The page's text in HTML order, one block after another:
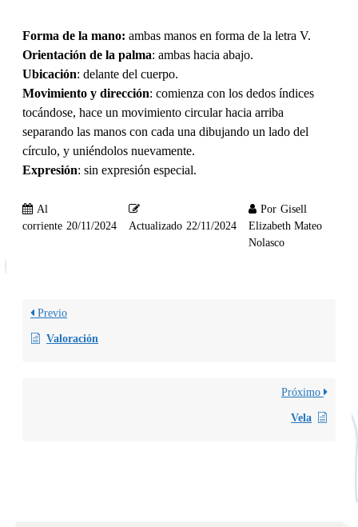
Forma de la mano: ambas manos en forma de la letra V.
Orientación de la palma: ambas hacia abajo.
Ubicación: delante del cuerpo.
Movimiento y dirección: comienza con los dedos índices
tocándose, hace un movimiento circular hacia arriba
separando las manos con cada una dibujando un lado del
círculo, y uniéndolos nuevamente.
Expresión: sin expresión especial.
Al
corriente 20/11/2024 Actualizado 22/11/2024
Por Gisell
Elizabeth Mateo
Nolasco
Previo
Valoración
Próximo
Vela